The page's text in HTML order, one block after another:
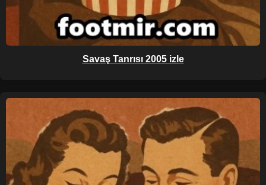
Savaş Tanrısı 2005 izle